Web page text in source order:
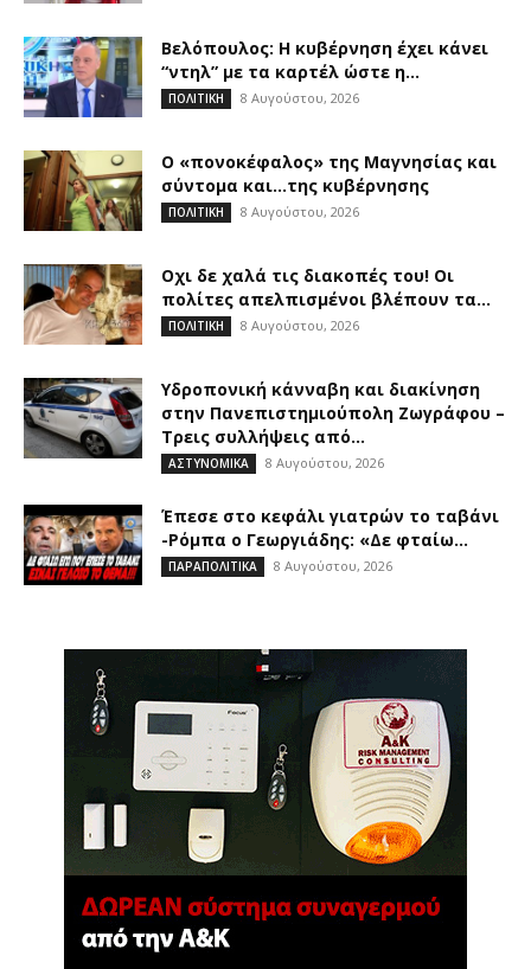
Βελόπουλος: Η κυβέρνηση έχει κάνει
“ντηλ” με τα καρτέλ ώστε η...
ΠΟΛΙΤΙΚΗ 8 Αυγούστου, 2026
Ο «πονοκέφαλος» της Μαγνησίας και
σύντομα και…της κυβέρνησης
ΠΟΛΙΤΙΚΗ 8 Αυγούστου, 2026
Οχι δε χαλά τις διακοπές του! Οι
πολίτες απελπισμένοι βλέπουν τα...
ΠΟΛΙΤΙΚΗ 8 Αυγούστου, 2026
Υδροπονική κάνναβη και διακίνηση
στην Πανεπιστημιούπολη Ζωγράφου –
Τρεις συλλήψεις από...
ΑΣΤΥΝΟΜΙΚΑ 8 Αυγούστου, 2026
Έπεσε στο κεφάλι γιατρών το ταβάνι
-Ρόμπα ο Γεωργιάδης: «Δε φταίω...
ΠΑΡΑΠΟΛΙΤΙΚΑ 8 Αυγούστου, 2026